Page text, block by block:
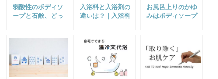
弱酸性のボディソ
ープと石鹸、どっ
入浴料と入浴剤の
違いは？｜入浴料
品」
お風呂上りのかゆ
みはボディソープ